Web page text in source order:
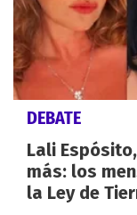
DEBATE
Lali
más: los
la Ley de